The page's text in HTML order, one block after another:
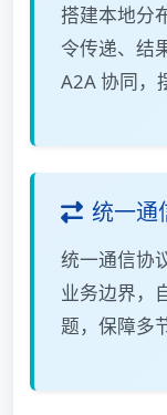
搭建本地分
令传递、结
A2A 协同，
统一通
统一通信协
业务边界，
题，保障多